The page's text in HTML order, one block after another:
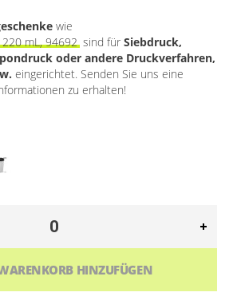
wie
220 mL, 94692 sind für Siebdruck,
oder andere Druckverfahren,
eingerichtet. Senden Sie uns eine
zu erhalten!
HINZUFÜGEN